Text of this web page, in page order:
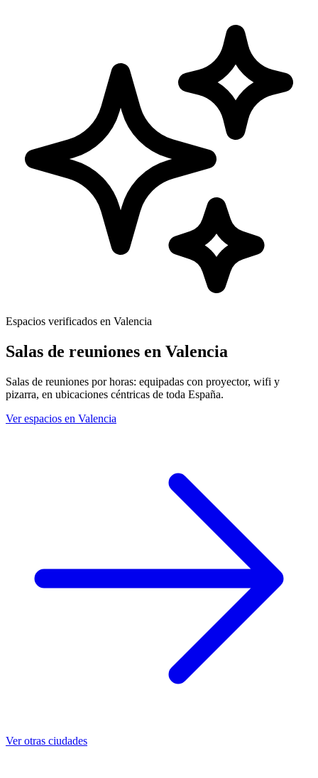
Espacios verificados en Valencia
Salas de reuniones en Valencia
Salas de reuniones por horas: equipadas con proyector, wifi y
pizarra, en ubicaciones céntricas de toda España.
Ver espacios en Valencia
Ver otras ciudades